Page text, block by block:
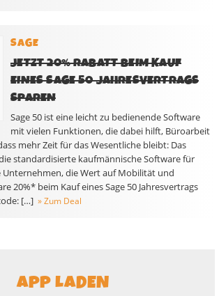
SAGE
JETZT 20% RABATT BEIM KAUF
EINES SAGE 50 JAHRESVERTRAGS
SPAREN
Sage 50 ist eine leicht zu bedienende Software
mit vielen Funktionen, die dabei hilft, Büroarbeit
mehr Zeit für das Wesentliche bleibt: Das
standardisierte kaufmännische Software für
die Wert auf Mobilität und
20%* beim Kauf eines Sage 50 Jahresvertrags
[…] » Zum Deal
APP LADEN